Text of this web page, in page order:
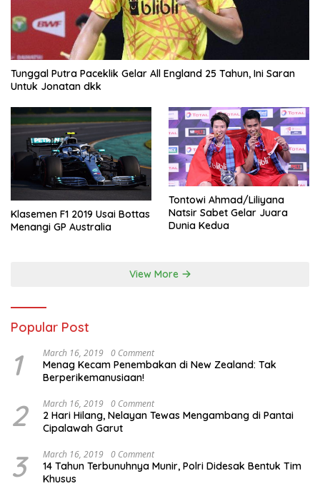
Tunggal Putra Paceklik Gelar All England 25 Tahun, Ini Saran
Untuk Jonatan dkk
Klasemen F1 2019 Usai Bottas
Menangi GP Australia
Tontowi Ahmad/Liliyana
Natsir Sabet Gelar Juara
Dunia Kedua
View More
Popular Post
1 March 16, 2019 0 Comment
Menag Kecam Penembakan di New Zealand: Tak
Berperikemanusiaan!
2 March 16, 2019 0 Comment
2 Hari Hilang, Nelayan Tewas Mengambang di Pantai
Cipalawah Garut
3 March 16, 2019 0 Comment
14 Tahun Terbunuhnya Munir, Polri Didesak Bentuk Tim
Khusus